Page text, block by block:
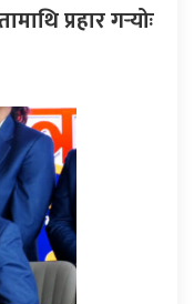
प्रहार गर्‍योः